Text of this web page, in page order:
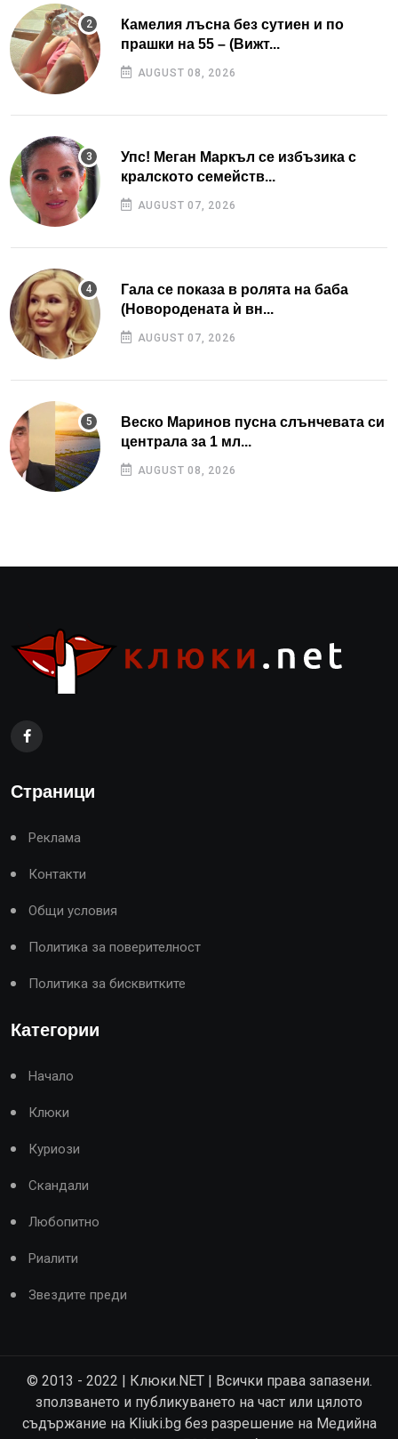
Камелия лъсна без сутиен и по
прашки на 55 – (Вижт...
AUGUST 08, 2026
Упс! Меган Маркъл се избъзика с
кралското семейств...
AUGUST 07, 2026
Гала се показа в ролята на баба
(Новородената ѝ вн...
AUGUST 07, 2026
Веско Маринов пусна слънчевата си
централа за 1 мл...
AUGUST 08, 2026
Страници
Реклама
Контакти
Общи условия
Политика за поверителност
Политика за бисквитките
Категории
Начало
Клюки
Куриози
Скандали
Любопитно
Риалити
Звездите преди
© 2013 - 2022 | Клюки.NET | Всички права запазени.
зползването и публикуването на част или цялото
съдържание на Kliuki.bg без разрешение на Медийна